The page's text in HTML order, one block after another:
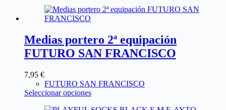
Medias portero 2ª equipación
FUTURO SAN FRANCISCO
7,95 €
FUTURO SAN FRANCISCO
Seleccionar opciones